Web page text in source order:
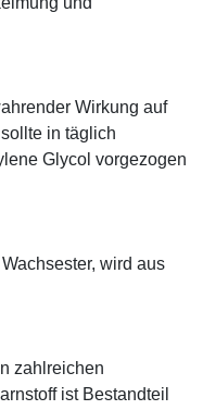
Wirkung auf
in täglich
Glycol vorgezogen
wird aus
zahlreichen
ist Bestandteil